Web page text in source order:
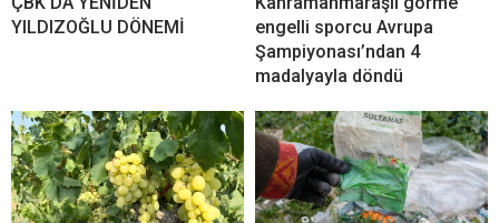
YILDIZOĞLU DÖNEMİ
engelli sporcu Avrupa
Şampiyonası’ndan 4
madalyayla döndü